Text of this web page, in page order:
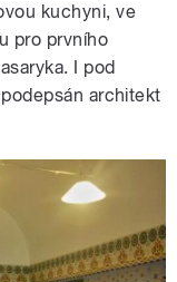
kuchyni, ve
pro prvního
I pod
architekt